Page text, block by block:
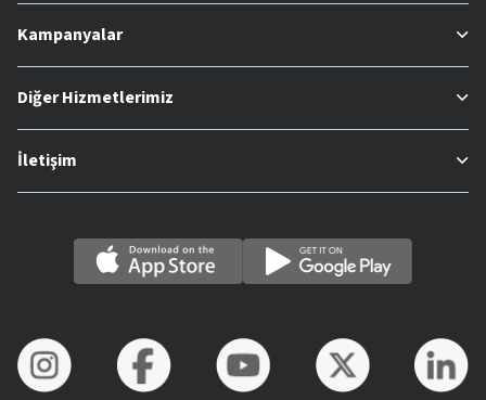
Kampanyalar
Diğer Hizmetlerimiz
İletişim